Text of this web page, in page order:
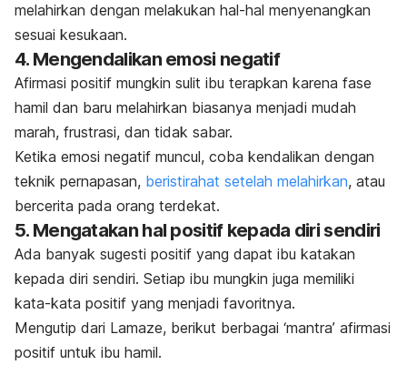
melahirkan dengan melakukan hal-hal menyenangkan
sesuai kesukaan.
4. Mengendalikan emosi negatif
Afirmasi positif mungkin sulit ibu terapkan karena fase
hamil dan baru melahirkan biasanya menjadi mudah
marah, frustrasi, dan tidak sabar.
Ketika emosi negatif muncul, coba kendalikan dengan
teknik pernapasan, beristirahat setelah melahirkan, atau
bercerita pada orang terdekat.
5. Mengatakan hal positif kepada diri sendiri
Ada banyak sugesti positif yang dapat ibu katakan
kepada diri sendiri. Setiap ibu mungkin juga memiliki
kata-kata positif yang menjadi favoritnya.
Mengutip dari Lamaze, berikut berbagai ‘mantra’ afirmasi
positif untuk ibu hamil.